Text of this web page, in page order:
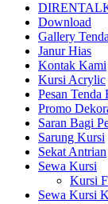
Download
Gallery Tenda
Janur Hias
Kontak Kami
Kursi Acrylic
Pesan Tenda
Promo
Saran Bagi
Sarung Kursi
Sekat Antrian
Sewa Kursi
Kursi
Sewa Kursi